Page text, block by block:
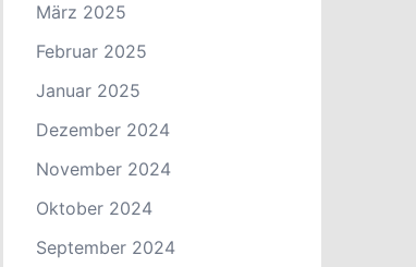
März 2025
Februar 2025
Januar 2025
Dezember 2024
November 2024
Oktober 2024
September 2024